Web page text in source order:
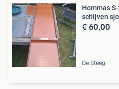
Hommas
schijven
€ 60,00
De Steeg